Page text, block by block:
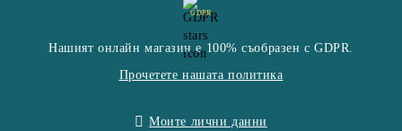
GDPR
Нашият онлайн магазин е 100% съобразен с GDPR.
Прочетете нашата политика
Моите лични данни